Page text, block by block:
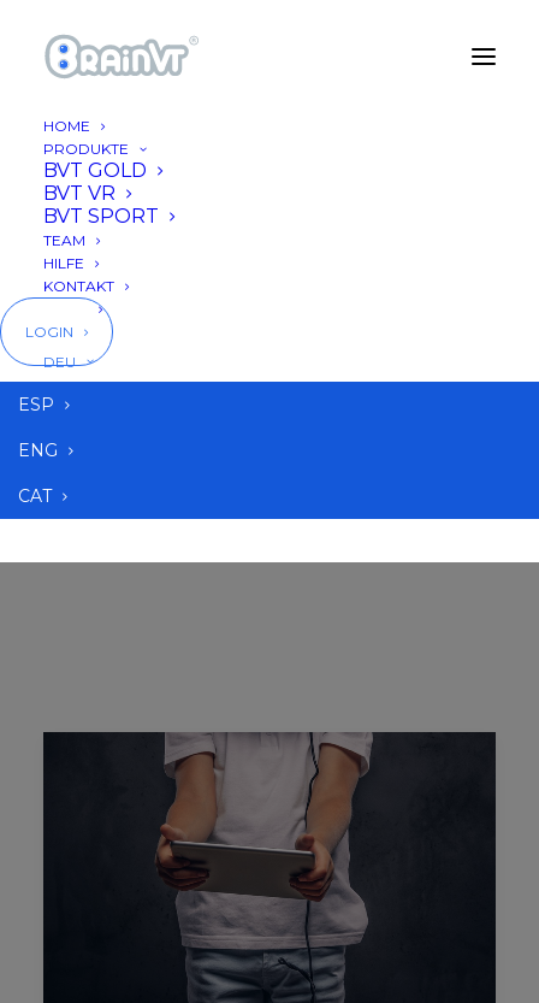
HOME
PRODUKTE
BVT GOLD
BVT VR
BVT SPORT
TEAM
HILFE
KONTAKT
LOGIN
DEU
ESP
ENG
CAT
caso real